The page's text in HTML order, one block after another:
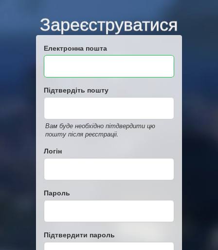
Зареєструватися
Електронна пошта
Підтвердіть пошту
Вам буде необхідно пітдвердити цю
пошту після реєстраціі.
Логін
Пароль
Підтвердити пароль